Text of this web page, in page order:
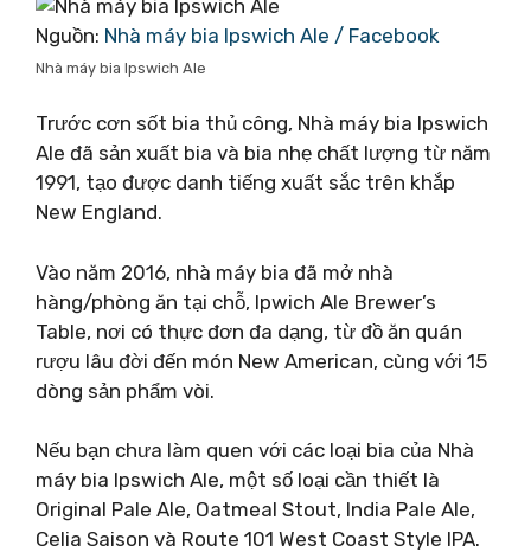
Nguồn: Nhà máy bia Ipswich Ale / Facebook
Nhà máy bia Ipswich Ale
Trước cơn sốt bia thủ công, Nhà máy bia Ipswich
Ale đã sản xuất bia và bia nhẹ chất lượng từ năm
1991, tạo được danh tiếng xuất sắc trên khắp
New England.
Vào năm 2016, nhà máy bia đã mở nhà
hàng/phòng ăn tại chỗ, Ipwich Ale Brewer’s
Table, nơi có thực đơn đa dạng, từ đồ ăn quán
rượu lâu đời đến món New American, cùng với 15
dòng sản phẩm vòi.
Nếu bạn chưa làm quen với các loại bia của Nhà
máy bia Ipswich Ale, một số loại cần thiết là
Original Pale Ale, Oatmeal Stout, India Pale Ale,
Celia Saison và Route 101 West Coast Style IPA.